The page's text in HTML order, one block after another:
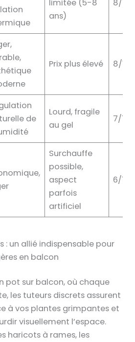
limitée (5-8
ans)
8/10
Prix plus élevé 8/10
de
Lourd, fragile
au gel
7/10
Surchauffe
possible,
aspect
parfois
artificiel
6/10
: un allié indispensable pour
en balcon
pot sur balcon, où chaque
les tuteurs discrets assurent
à vos plantes grimpantes et
visuellement l’espace.
haricots à rames, les